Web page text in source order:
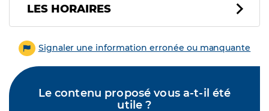
LES HORAIRES
Signaler une information erronée ou manquante
Le contenu proposé vous a-t-il été
utile ?